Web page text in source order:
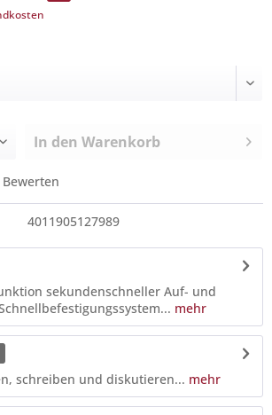
In den Warenkorb
Bewerten
4011905127989
sekundenschneller Auf- und
mehr
schreiben und diskutieren... mehr